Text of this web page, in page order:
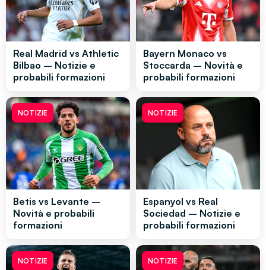
Real Madrid vs Athletic
Bilbao – Notizie e
probabili formazioni
Bayern Monaco vs
Stoccarda – Novità e
probabili formazioni
NOTIZIE
Betis vs Levante –
Novità e probabili
formazioni
NOTIZIE
Espanyol vs Real
Sociedad – Notizie e
probabili formazioni
NOTIZIE NOTIZIE